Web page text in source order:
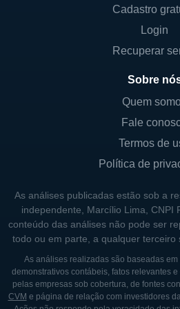
humana estão interligadas
complexas e fascinantes.
diferentes fases de
crucial para determinar a
segurança das novas
se aprofundar em
apenas a aprovação
também a confiança de
em suas soluções de
A Evelo Biosciences foi
rapidamente ganhou
Cadastro
Login
Recuperar
Sobre
Quem
Fale
Termos de
Política de
As análises publicadas estão sob a
independente, Marcílio Lima, CNPI
conteúdo das análises não pode ser
todo ou em parte, a qualquer terceiro
As análises realizadas são baseadas
demonstrativos contábeis, fatos relevantes
pelas empresas sob cobertura, de fontes
CVM e página de relação com investidores